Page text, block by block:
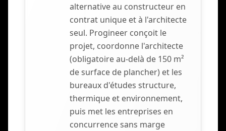
alternative au constructeur en
contrat unique et à l'architecte
seul. Progineer conçoit le
projet, coordonne l'architecte
(obligatoire au-delà de 150 m²
de surface de plancher) et les
bureaux d'études structure,
thermique et environnement,
puis met les entreprises en
concurrence sans marge